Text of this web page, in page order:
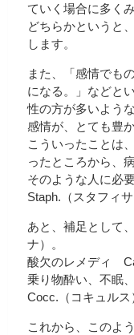
ていく場合に多く
どちらかというと
します。
また、「感情でも
になる。」などと
性の方が多いよう
感情が、とても豊
こういったことは
ったところから、
そのような人に必
Staph.（スタフィ
あと、補足として
ナ）。
酸欠のレメディ
乗り物酔い、不眠
Cocc.（コキュルス
これから、このよ